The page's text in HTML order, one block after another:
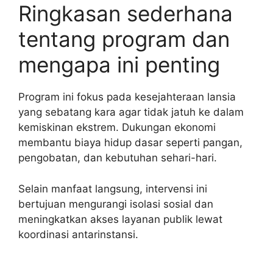
Ringkasan sederhana
tentang program dan
mengapa ini penting
Program ini fokus pada kesejahteraan lansia
yang sebatang kara agar tidak jatuh ke dalam
kemiskinan ekstrem. Dukungan ekonomi
membantu biaya hidup dasar seperti pangan,
pengobatan, dan kebutuhan sehari-hari.
Selain manfaat langsung, intervensi ini
bertujuan mengurangi isolasi sosial dan
meningkatkan akses layanan publik lewat
koordinasi antarinstansi.